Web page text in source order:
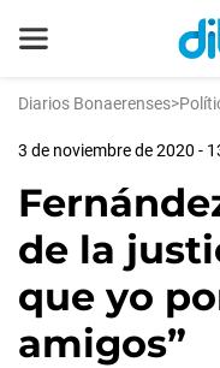
Diarios Bonaerenses>
3 de noviembre de 2020 -
de la
que yo
amigos”